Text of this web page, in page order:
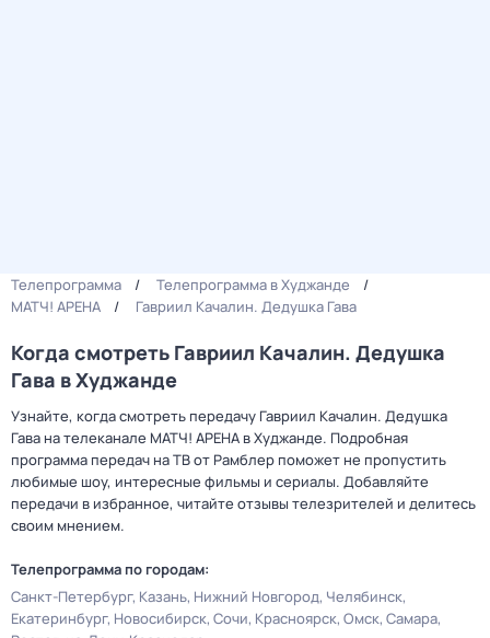
Телепрограмма
Телепрограмма в Худжанде
МАТЧ! АРЕНА
Гавриил Качалин. Дедушка Гава
Когда смотреть Гавриил Качалин. Дедушка
Гава в Худжанде
Узнайте, когда смотреть передачу Гавриил Качалин. Дедушка
Гава на телеканале МАТЧ! АРЕНА в Худжанде. Подробная
программа передач на ТВ от Рамблер поможет не пропустить
любимые шоу, интересные фильмы и сериалы. Добавляйте
передачи в избранное, читайте отзывы телезрителей и делитесь
своим мнением.
Телепрограмма по городам:
Санкт-Петербург Казань Нижний Новгород Челябинск
Екатеринбург Новосибирск Сочи Красноярск Омск Самара